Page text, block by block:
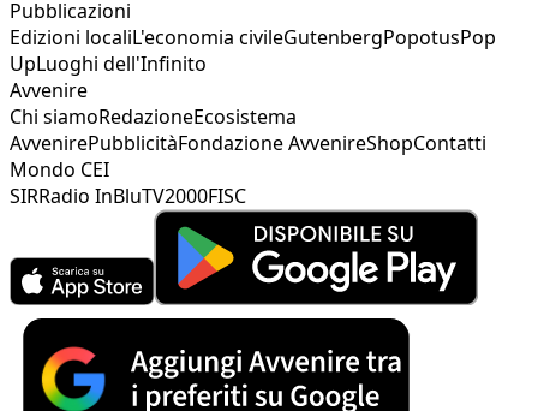
Pubblicazioni
Edizioni localiL'economia civileGutenbergPopotusPop
UpLuoghi dell'Infinito
Avvenire
Chi siamoRedazioneEcosistema
AvvenirePubblicitàFondazione AvvenireShopContatti
Mondo CEI
SIRRadio InBluTV2000FISC